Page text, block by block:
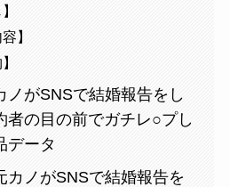
】
ノがSNSで結婚報告をし
者の目の前でガチレ○プし
データ
カノがSNSで結婚報告を